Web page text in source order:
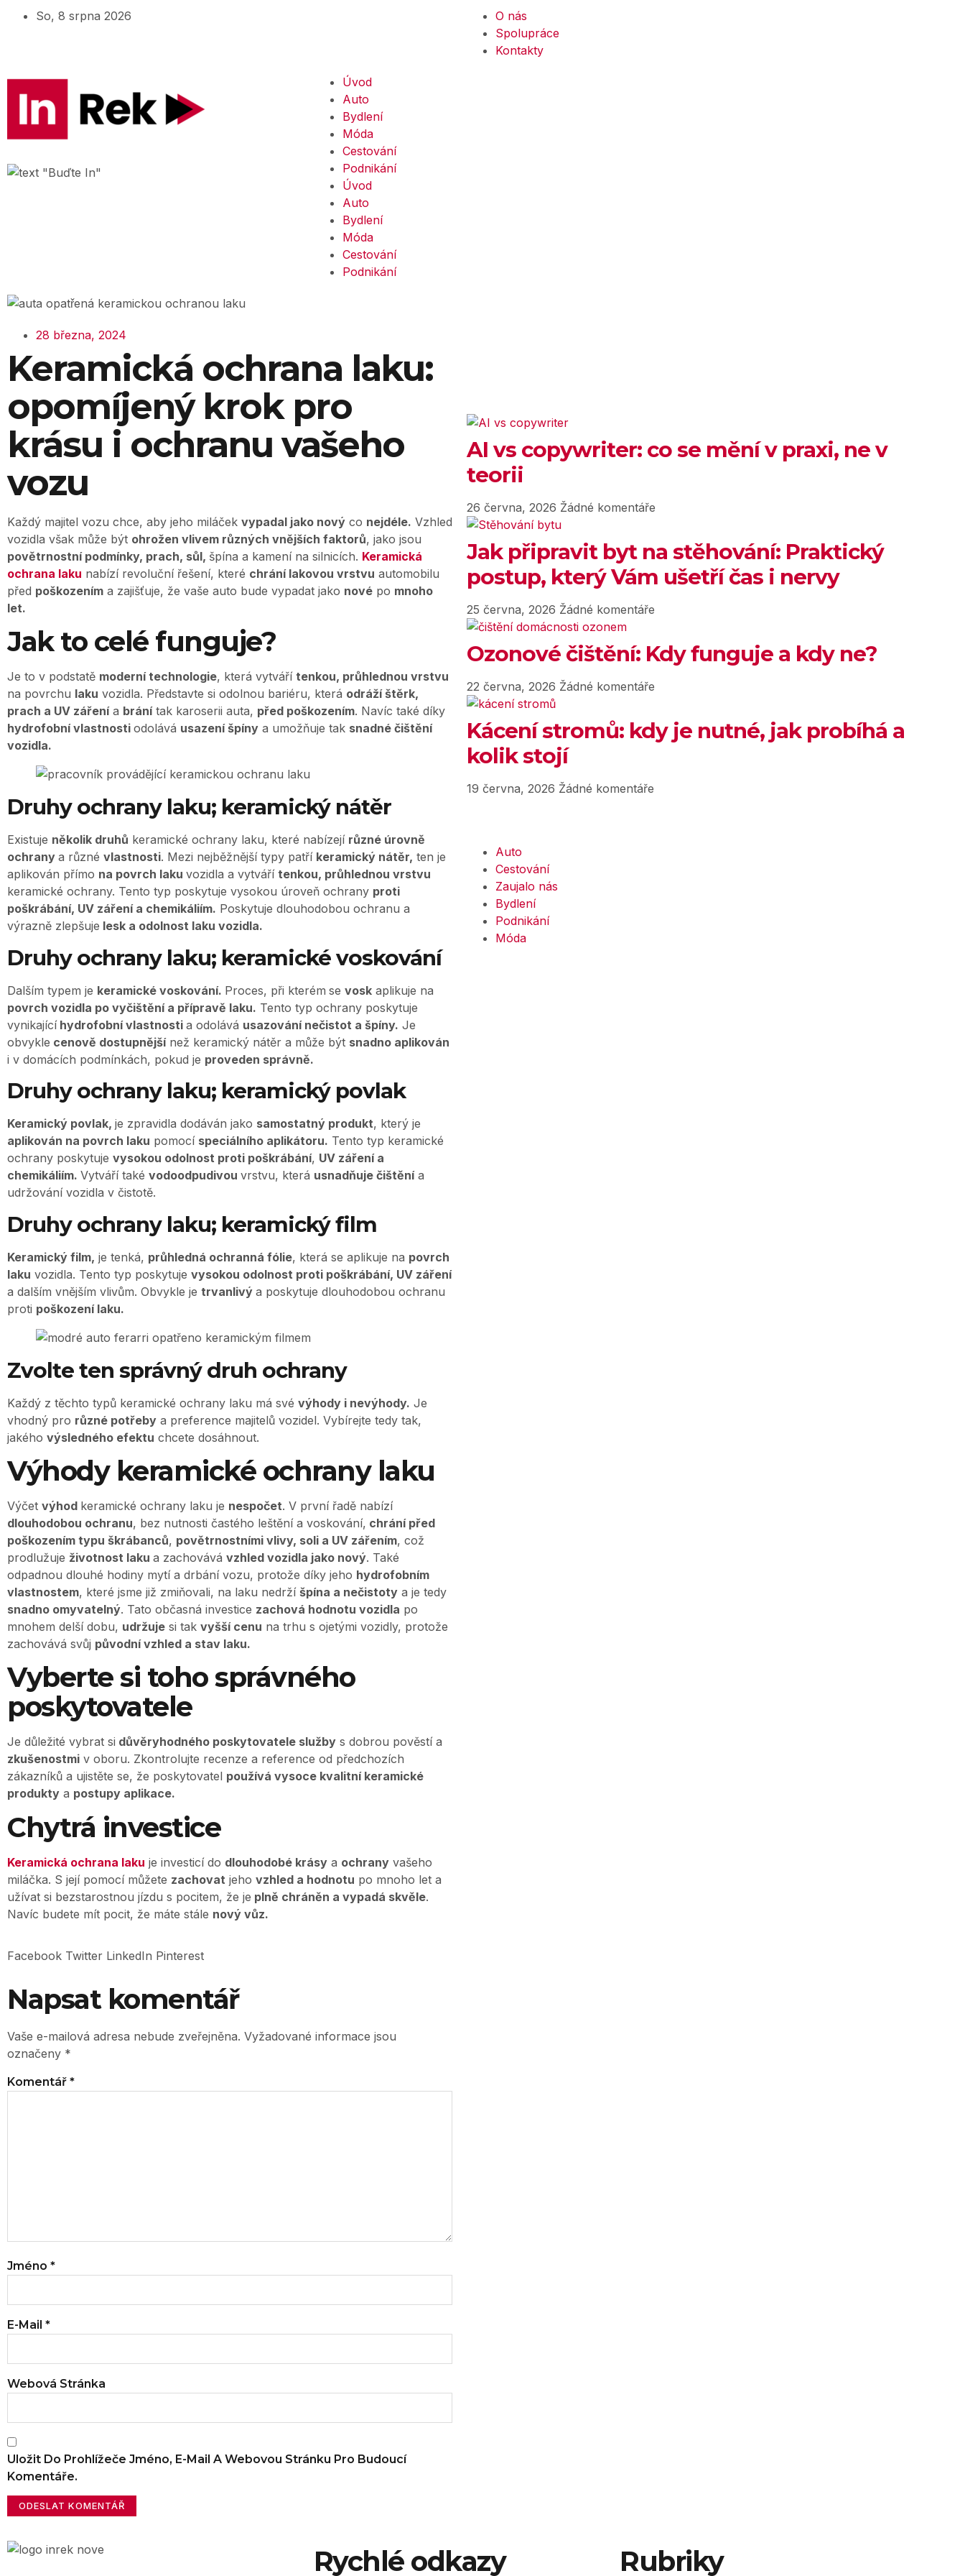
So, 8 srpna 2026
O nás
Spolupráce
Kontakty
Úvod
Auto
Bydlení
Móda
Cestování
Podnikání
Úvod
Auto
Bydlení
Móda
Cestování
Podnikání
28 března, 2024
Keramická ochrana laku:
opomíjený krok pro
krásu i ochranu vašeho
vozu
Každý majitel vozu chce, aby jeho miláček vypadal jako nový co nejdéle. Vzhled
vozidla však může být ohrožen vlivem různých vnějších faktorů, jako jsou
povětrnostní podmínky, prach, sůl, špína a kamení na silnicích. Keramická
ochrana laku nabízí revoluční řešení, které chrání lakovou vrstvu automobilu
před poškozením a zajišťuje, že vaše auto bude vypadat jako nové po mnoho
let.
Jak to celé funguje?
Je to v podstatě moderní technologie, která vytváří tenkou, průhlednou vrstvu
na povrchu laku vozidla. Představte si odolnou bariéru, která odráží štěrk,
prach a UV zářenía bránítak karoserii auta, před poškozením. Navíc také díky
hydrofobní vlastnosti odolává usazení špíny a umožňuje tak snadné čištění
vozidla.
Druhy ochrany laku; keramický nátěr
Existuje několik druhů keramické ochrany laku, které nabízejí různé úrovně
ochrany a různé vlastnosti. Mezi nejběžnější typy patří keramický nátěr, ten je
aplikován přímo na povrch laku vozidla a vytváří tenkou, průhlednou vrstvu
keramické ochrany. Tento typ poskytuje vysokou úroveň ochrany proti
poškrábání, UV záření a chemikáliím. Poskytuje dlouhodobou ochranu a
výrazně zlepšuje lesk a odolnost laku vozidla.
Druhy ochrany laku; keramické voskování
Dalším typem je keramické voskování. Proces, při kterém se vosk aplikuje na
povrch vozidla po vyčištění a přípravě laku. Tento typ ochrany poskytuje
vynikajícíhydrofobní vlastnosti a odolává usazování nečistot a špíny. Je
obvykle cenově dostupnějšínež keramický nátěr a může být snadno aplikován
i v domácích podmínkách, pokud je proveden správně.
Druhy ochrany laku; keramický povlak
Keramický povlak, je zpravidla dodáván jako samostatný produkt, který je
aplikován na povrch laku pomocí speciálního aplikátoru. Tento typ keramické
ochrany poskytuje vysokou odolnost proti poškrábání, UV záření a
chemikáliím. Vytváří také vodoodpudivou vrstvu, která usnadňuje čištěnía
udržování vozidla v čistotě.
Druhy ochrany laku; keramický film
Keramický film, je tenká, průhledná ochranná fólie, která se aplikuje na povrch
laku vozidla. Tento typ poskytuje vysokou odolnost proti poškrábání, UV záření
a dalším vnějším vlivům. Obvykle je trvanlivý a poskytuje dlouhodobou ochranu
proti poškození laku.
Zvolte ten správný druh ochrany
Každý z těchto typů keramické ochrany laku má své výhody i nevýhody. Je
vhodný pro různé potřeby a preference majitelů vozidel. Vybírejte tedy tak,
jakého výsledného efektu chcete dosáhnout.
Výhody keramické ochrany laku
Výčet výhod keramické ochrany laku je nespočet. V první řadě nabízí
dlouhodobou ochranu, bez nutnosti častého leštění a voskování, chrání před
poškozením typu škrábanců, povětrnostními vlivy, soli a UV zářením, což
prodlužuje životnost laku a zachovává vzhled vozidla jako nový. Také
odpadnou dlouhé hodiny mytí a drbání vozu, protože díky jeho hydrofobním
vlastnostem, které jsme již zmiňovali, na laku nedrží špína a nečistoty a je tedy
snadno omyvatelný. Tato občasná investice zachová hodnotu vozidla po
mnohem delší dobu, udržuje si tak vyšší cenu na trhu s ojetými vozidly, protože
zachovává svůj původní vzhled a stav laku.
Vyberte si toho správného
poskytovatele
Je důležité vybrat si důvěryhodného poskytovatele služby s dobrou pověstí a
zkušenostmi v oboru. Zkontrolujte recenze a reference od předchozích
zákazníků a ujistěte se, že poskytovatel používá vysoce kvalitní keramické
produkty a postupy aplikace.
Chytrá investice
Keramická ochrana laku je investicí do dlouhodobé krásy a ochrany vašeho
miláčka. S její pomocí můžete zachovat jeho vzhled a hodnotu po mnoho let a
užívat si bezstarostnou jízdu s pocitem, že je plně chráněn a vypadá skvěle.
Navíc budete mít pocit, že máte stále nový vůz.
Facebook Twitter LinkedIn Pinterest
Napsat komentář
Vaše e-mailová adresa nebude zveřejněna. Vyžadované informace jsou
označeny *
Komentář *
Jméno *
E-Mail *
Webová Stránka
Uložit Do Prohlížeče Jméno, E-Mail A Webovou Stránku Pro Budoucí
Komentáře.
AI vs copywriter: co se mění v praxi, ne v
teorii
26 června, 2026 Žádné komentáře
Jak připravit byt na stěhování: Praktický
postup, který Vám ušetří čas i nervy
25 června, 2026 Žádné komentáře
Ozonové čištění: Kdy funguje a kdy ne?
22 června, 2026 Žádné komentáře
Kácení stromů: kdy je nutné, jak probíhá a
kolik stojí
19 června, 2026 Žádné komentáře
Auto
Cestování
Zaujalo nás
Bydlení
Podnikání
Móda
Rychlé odkazy Rubriky